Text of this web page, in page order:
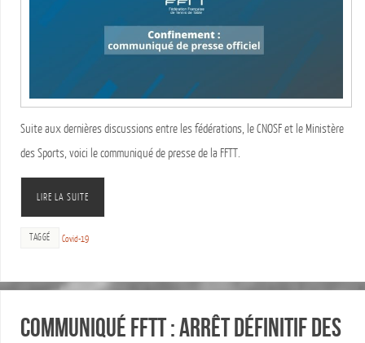
Suite aux dernières discussions entre les fédérations, le CNOSF et le Ministère
des Sports, voici le communiqué de presse de la FFTT.
LIRE LA SUITE
TAGGÉ Covid-19
Communiqué FFTT : Arrêt définitif des